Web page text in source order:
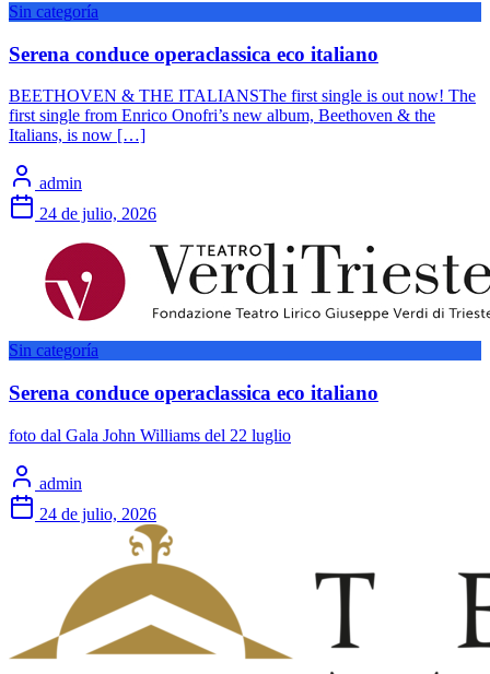
Sin categoría
Serena conduce operaclassica eco italiano
BEETHOVEN & THE ITALIANSThe first single is out now! The
first single from Enrico Onofri’s new album, Beethoven & the
Italians, is now […]
admin
24 de julio, 2026
Sin categoría
Serena conduce operaclassica eco italiano
foto dal Gala John Williams del 22 luglio
admin
24 de julio, 2026